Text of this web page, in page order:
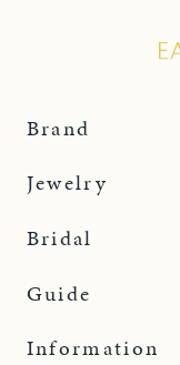
Brand
Jewelry
Bridal
Guide
Information